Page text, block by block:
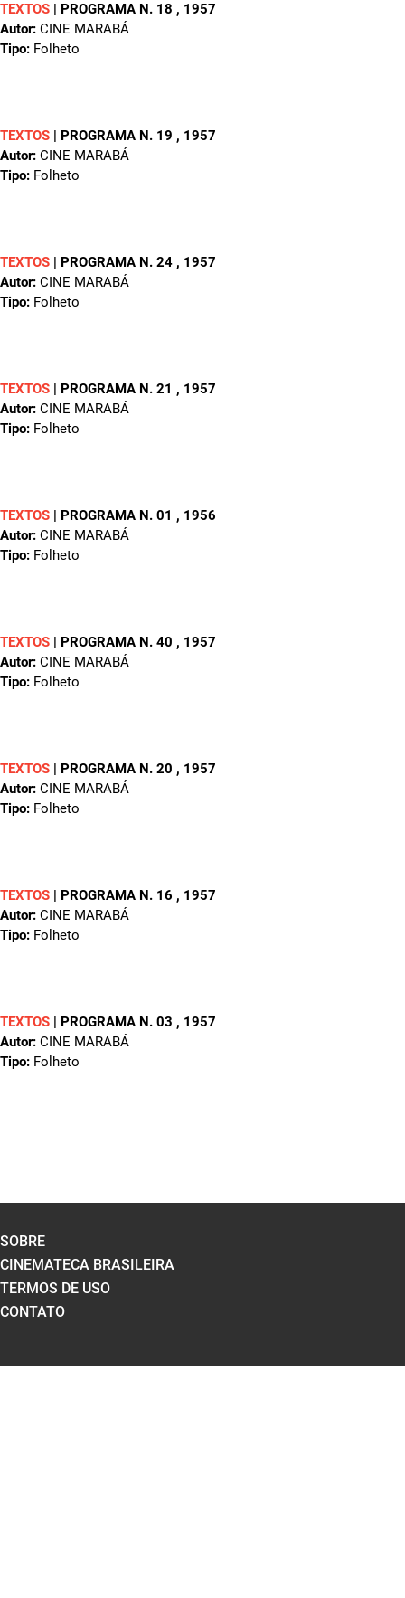
TEXTOS | PROGRAMA N. 18 , 1957
Autor: CINE MARABÁ
Tipo: Folheto
TEXTOS | PROGRAMA N. 19 , 1957
Autor: CINE MARABÁ
Tipo: Folheto
TEXTOS | PROGRAMA N. 24 , 1957
Autor: CINE MARABÁ
Tipo: Folheto
TEXTOS | PROGRAMA N. 21 , 1957
Autor: CINE MARABÁ
Tipo: Folheto
TEXTOS | PROGRAMA N. 01 , 1956
Autor: CINE MARABÁ
Tipo: Folheto
TEXTOS | PROGRAMA N. 40 , 1957
Autor: CINE MARABÁ
Tipo: Folheto
TEXTOS | PROGRAMA N. 20 , 1957
Autor: CINE MARABÁ
Tipo: Folheto
TEXTOS | PROGRAMA N. 16 , 1957
Autor: CINE MARABÁ
Tipo: Folheto
TEXTOS | PROGRAMA N. 03 , 1957
Autor: CINE MARABÁ
Tipo: Folheto
SOBRE
CINEMATECA BRASILEIRA
TERMOS DE USO
CONTATO